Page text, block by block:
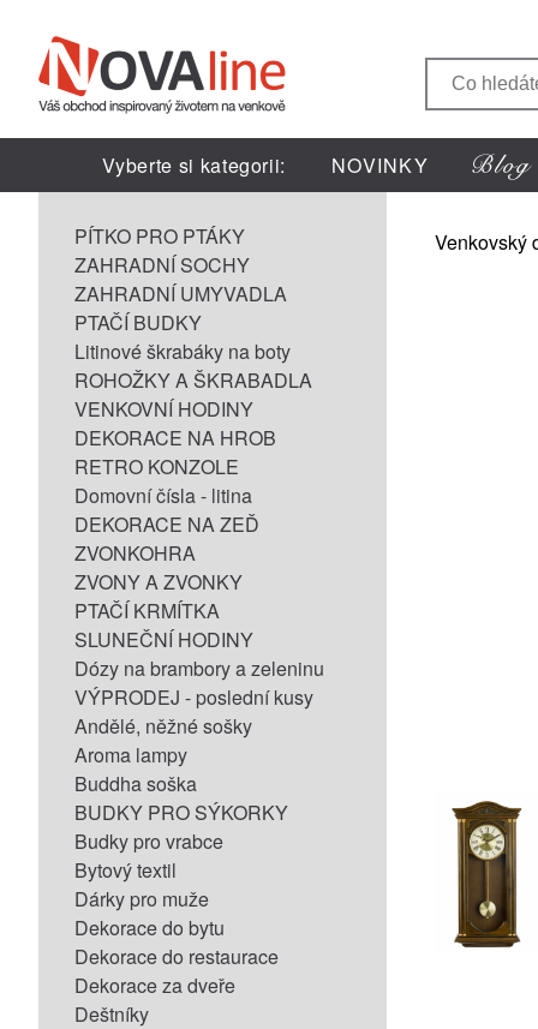
Vyberte si kategorii: NOVINKY
PÍTKO PRO PTÁKY
ZAHRADNÍ SOCHY
ZAHRADNÍ UMYVADLA
PTAČÍ BUDKY
Litinové škrabáky na boty
ROHOŽKY A ŠKRABADLA
VENKOVNÍ HODINY
DEKORACE NA HROB
RETRO KONZOLE
Domovní čísla - litina
DEKORACE NA ZEĎ
ZVONKOHRA
ZVONY A ZVONKY
PTAČÍ KRMÍTKA
SLUNEČNÍ HODINY
Dózy na brambory a zeleninu
VÝPRODEJ - poslední kusy
Andělé, něžné sošky
Aroma lampy
Buddha soška
BUDKY PRO SÝKORKY
Budky pro vrabce
Bytový textil
Dárky pro muže
Dekorace do bytu
Dekorace do restaurace
Dekorace za dveře
Deštníky
Venkovský